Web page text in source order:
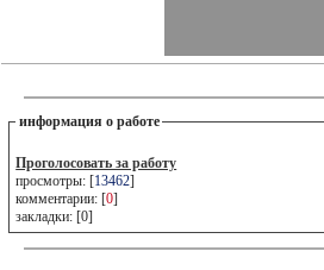
информация о работе
Проголосовать за работу
просмотры: [13462]
комментарии: [0]
закладки: [0]